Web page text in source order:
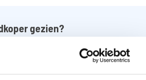
gezien?
en een link naar de website waar u